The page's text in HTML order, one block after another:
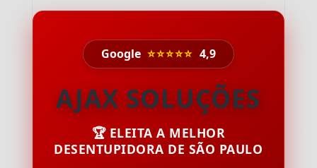
Google ⭐⭐⭐⭐⭐ 4,9
AJAX SOLUÇÕES
🏆 ELEITA A MELHOR
DESENTUPIDORA DE SÃO PAULO